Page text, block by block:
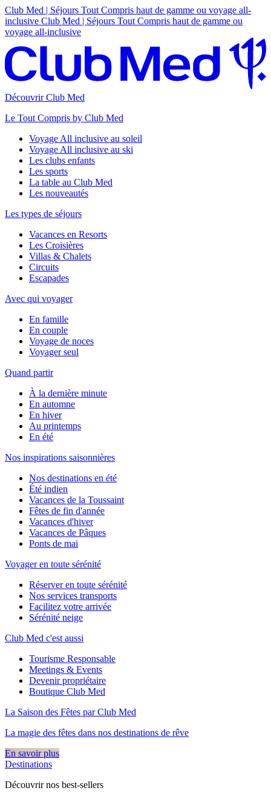
Club Med | Séjours Tout Compris haut de gamme ou voyage all-
inclusive Club Med | Séjours Tout Compris haut de gamme ou
voyage all-inclusive
Découvrir Club Med
Le Tout Compris by Club Med
Voyage All inclusive au soleil
Voyage All inclusive au ski
Les clubs enfants
Les sports
La table au Club Med
Les nouveautés
Les types de séjours
Vacances en Resorts
Les Croisières
Villas & Chalets
Circuits
Escapades
Avec qui voyager
En famille
En couple
Voyage de noces
Voyager seul
Quand partir
À la dernière minute
En automne
En hiver
Au printemps
En été
Nos inspirations saisonnières
Nos destinations en été
Été indien
Vacances de la Toussaint
Fêtes de fin d'année
Vacances d'hiver
Vacances de Pâques
Ponts de mai
Voyager en toute sérénité
Réserver en toute sérénité
Nos services transports
Facilitez votre arrivée
Sérénité neige
Club Med c'est aussi
Tourisme Responsable
Meetings & Events
Devenir propriétaire
Boutique Club Med
La Saison des Fêtes par Club Med
La magie des fêtes dans nos destinations de rêve​
En savoir plus
Destinations
Découvrir nos best-sellers